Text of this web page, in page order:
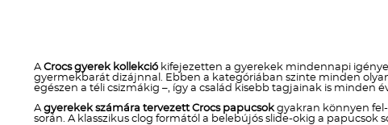
ACrocs gyerek kollekció kifejezetten a gyerekek mindennapi
gyermekbarát dizájnnal. Ebben a kategóriában szinte minden
egészen a téli csizmákig –, így a család kisebb tagjainak is minden
Agyerekek számára tervezett Crocs papucsokgyakran könnyen
során. A klasszikus clog formától a belebújós slide-okig a